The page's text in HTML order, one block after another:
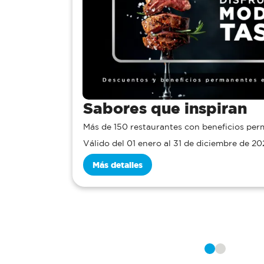
inspiran
con beneficios permanentes para Usted
al 31 de diciembre de 2026
Una
en
Reserva